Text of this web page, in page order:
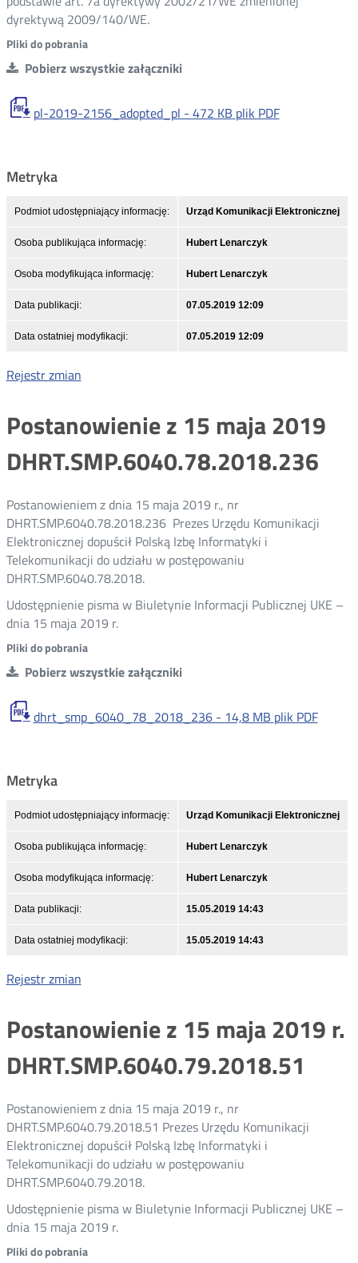
dyrektywą 2009/140/WE.
Pliki do pobrania
Pobierz wszystkie załączniki
pl-2019-2156_adopted_pl - 472 KB plik PDF
Metryka
Podmiot udostępniający informację: Urząd Komunikacji Elektronicznej
Osoba publikująca informację: Hubert Lenarczyk
Osoba modyfikująca informację: Hubert Lenarczyk
Data publikacji: 07.05.2019 12:09
Data ostatniej modyfikacji: 07.05.2019 12:09
Rejestr zmian
Postanowienie z 15 maja 2019
DHRT.SMP.6040.78.2018.236
Postanowieniem z dnia 15 maja 2019 r., nr
DHRT.SMP.6040.78.2018.236 Prezes Urzędu Komunikacji
Elektronicznej dopuścił Polską Izbę Informatyki i
Telekomunikacji do udziału w postępowaniu
DHRT.SMP.6040.78.2018.
Udostępnienie pisma w Biuletynie Informacji Publicznej UKE –
dnia 15 maja 2019 r.
Pliki do pobrania
Pobierz wszystkie załączniki
dhrt_smp_6040_78_2018_236 - 14,8 MB plik PDF
Metryka
Podmiot udostępniający informację: Urząd Komunikacji Elektronicznej
Osoba publikująca informację: Hubert Lenarczyk
Osoba modyfikująca informację: Hubert Lenarczyk
Data publikacji: 15.05.2019 14:43
Data ostatniej modyfikacji: 15.05.2019 14:43
Rejestr zmian
Postanowienie z 15 maja 2019 r.
DHRT.SMP.6040.79.2018.51
Postanowieniem z dnia 15 maja 2019 r., nr
DHRT.SMP.6040.79.2018.51 Prezes Urzędu Komunikacji
Elektronicznej dopuścił Polską Izbę Informatyki i
Telekomunikacji do udziału w postępowaniu
DHRT.SMP.6040.79.2018.
Udostępnienie pisma w Biuletynie Informacji Publicznej UKE –
dnia 15 maja 2019 r.
Pliki do pobrania